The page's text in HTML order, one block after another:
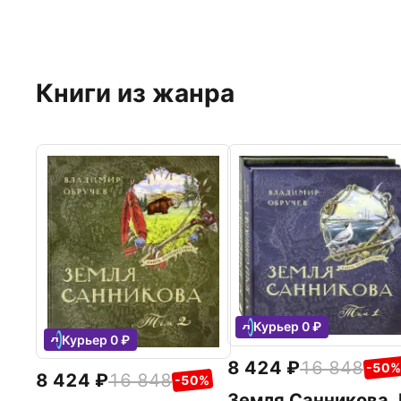
Книги из жанра
Курьер 0 ₽
8 424 16 848 -50%
Курьер 0 ₽
8 424 16 848 -50%